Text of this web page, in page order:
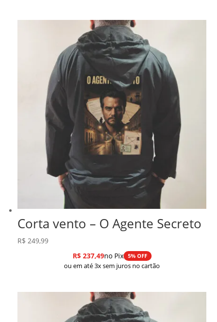
Corta vento – O Agente Secreto
R$ 249,99
R$237,49no Pix 5% OFF
ou em até 3x sem juros no cartão